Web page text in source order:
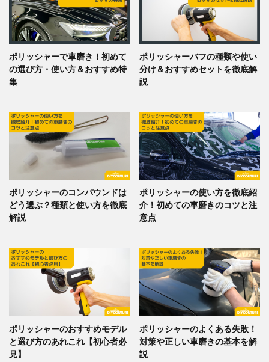
ポリッシャーで車磨き！初めて
の選び方・使い方＆おすすめ特
集
ポリッシャーバフの種類や使い
分け＆おすすめセットを徹底解
説
ポリッシャーのコンパウンドは
どう選ぶ？種類と使い方を徹底
解説
ポリッシャーの使い方を徹底紹
介！初めての車磨きのコツと注
意点
ポリッシャーのおすすめモデル
と選び方のあれこれ【初心者必
見】
ポリッシャーのよくある失敗！
対策や正しい車磨きの基本を解
説